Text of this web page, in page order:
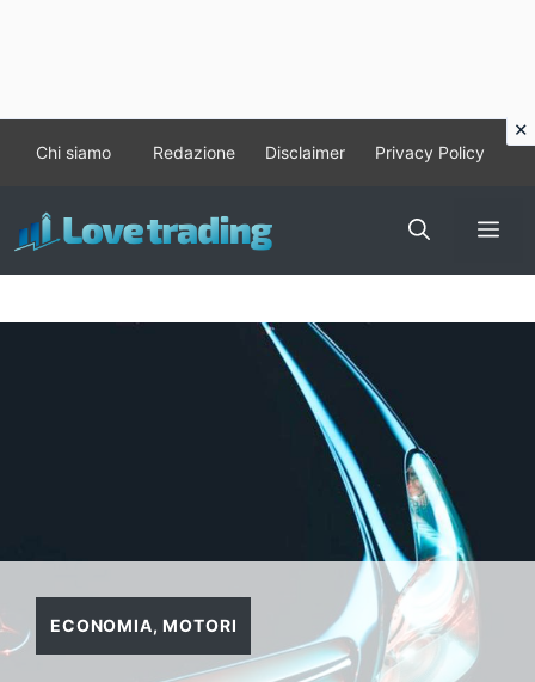
contenuto
Chi siamo Redazione Disclaimer Privacy Policy
ECONOMIA,MOTORI